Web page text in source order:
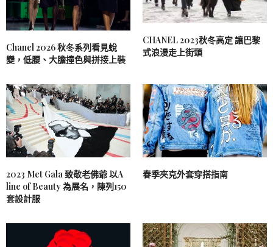
Chanel 2026 秋冬系列看見蛻
變，低腰、大膽撞色與拼接上裝
CHANEL 2023秋冬高定 讓巴黎
式浪漫走上街頭
2023 Met Gala 致敬老佛爺 以A
line of Beauty 為展名，陳列150
套設計服
春季夾克外套穿搭指南